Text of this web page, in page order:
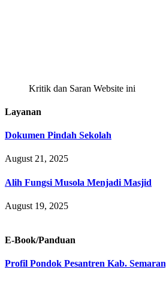
Kritik dan Saran Website ini
Layanan
Dokumen Pindah Sekolah
August 21, 2025
Alih Fungsi Musola Menjadi Masjid
August 19, 2025
E-Book/Panduan
Profil Pondok Pesantren Kab.